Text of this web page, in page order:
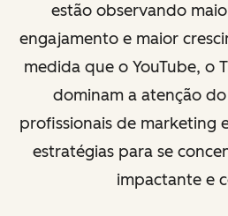
estão observando
engajamento e maior
medida que o YouTube, o
dominam a atenção
profissionais de marketing
estratégias para se
impactante e